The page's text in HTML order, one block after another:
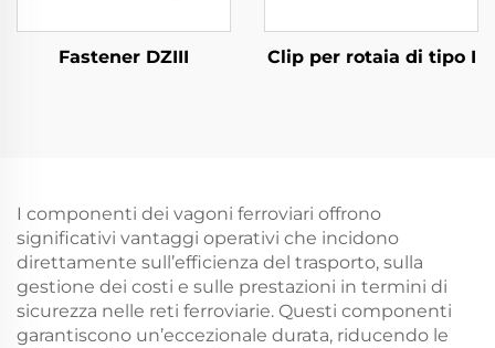
Fastener DZIII Clip per rotaia di tipo I
I componenti dei vagoni ferroviari offrono
significativi vantaggi operativi che incidono
direttamente sull’efficienza del trasporto, sulla
gestione dei costi e sulle prestazioni in termini di
sicurezza nelle reti ferroviarie. Questi componenti
garantiscono un’eccezionale durata, riducendo le